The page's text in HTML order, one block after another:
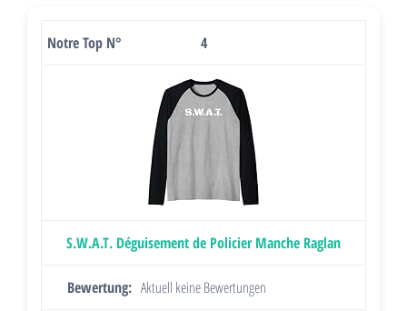
4
S.W.A.T. Déguisement de Policier Manche Raglan
Aktuell keine Bewertungen